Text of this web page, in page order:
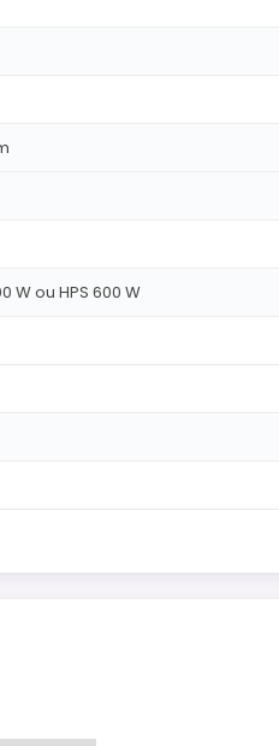
W ou HPS 600 W